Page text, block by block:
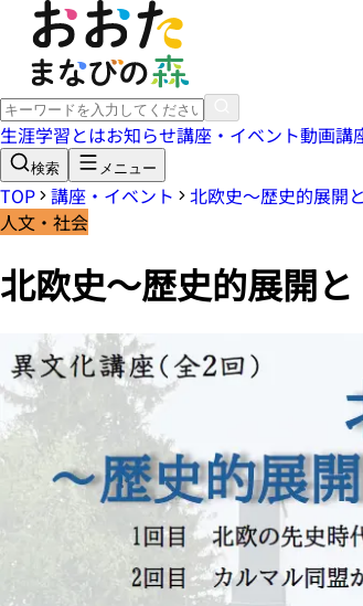
生涯学習とはお知らせ講座・イベント動画講
検索 メニュー
TOP 講座・イベント
北欧史～歴史的展開
人文・社会
北欧史～歴史的展開